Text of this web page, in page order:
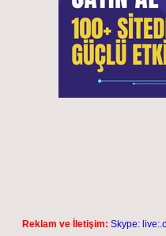
Reklam ve İletişim: Skype: